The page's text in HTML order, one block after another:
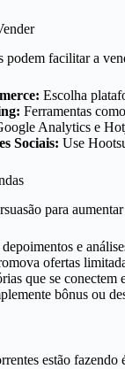
podem facilitar a
Escolha
Ferramentas
Analytics e
Sociais: Use
para
e
ofertas
que se conectem
bônus ou
estão